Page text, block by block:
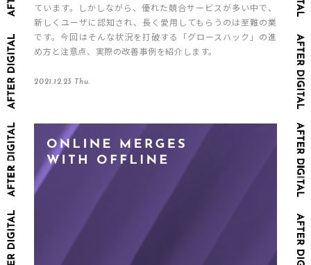
ています。しかしながら、優れた競合サービスが多い中で、
新しくユーザに認知され、長く愛用してもらうのは至難の業
です。今回はそんな状況を打破する「グロースハック」の進
め方と注意点、実際の改善事例を紹介します。
2021.12.23 Thu.